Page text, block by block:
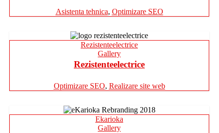
Asistenta tehnica, Optimizare SEO
Rezistenteelectrice
Gallery
Rezistenteelectrice
Optimizare SEO, Realizare site web
Ekarioka
Gallery